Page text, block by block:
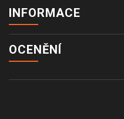
INFORMACE
OCENĚNÍ